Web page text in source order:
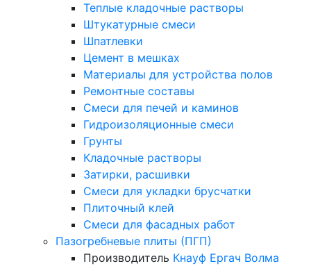
Теплые кладочные растворы
Штукатурные смеси
Шпатлевки
Цемент в мешках
Материалы для устройства полов
Ремонтные составы
Смеси для печей и каминов
Гидроизоляционные смеси
Грунты
Кладочные растворы
Затирки, расшивки
Смеси для укладки брусчатки
Плиточный клей
Смеси для фасадных работ
Пазогребневые плиты (ПГП)
Производитель Кнауф Ергач Волма